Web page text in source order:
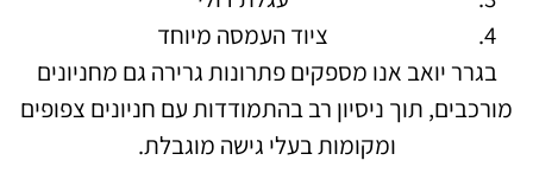
ציוד העמסה מיוחד
בגרר יואב אנו מספקים פתרונות גרירה גם מחניונים
מורכבים, תוך ניסיון רב בהתמודדות עם חניונים צפופים
ומקומות בעלי גישה מוגבלת.